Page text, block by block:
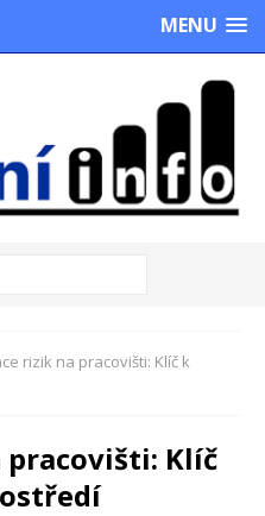
MENU
rizik na pracovišti: Klíč k
pracovišti: Klíč